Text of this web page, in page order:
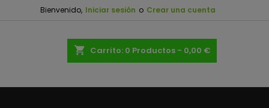
Bienvenido, Iniciar sesión o Crear una cuenta
shopping_cart Carrito: 0 Productos - 0,00 €